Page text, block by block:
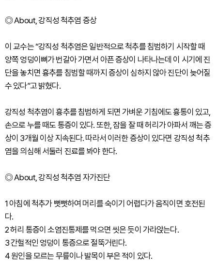
◎ About, 강직성 척추염 증상
이 교수는 “강직성 척추염은 일반적으로 척추를 침범하기 시작할 때
양쪽 엉덩이뼈가 번갈아 가면서 아픈 증상이 나타나는데 이 시기에 진
단을 놓치면 흉추를 침범할 때까지 증상이 심하지 않아 진단이 늦어질
수 있다”고 밝혔다.
강직성 척추염이 흉추를 침범하게 되면 가벼운 기침에도 흉통이 있고,
손으로 누를 때도 통증이 있다. 또한, 잠을 잘 때 허리가 아파서 깨는 증
상이 3개월 이상 지속된다. 따라서 이러한 증상이 있다면 강직성 척추
염을 의심해 서둘러 진료를 봐야 한다.
◎ About, 강직성 척추염 자가진단
1 아침에 척추가 뻣뻣하여 머리를 숙이기 어렵다가 움직이면 호전된
다.
2 허리 통증이 소염진통제를 먹으면 씻은 듯이 가라앉는다.
3 간헐적인 엉덩이 통증으로 절뚝거린다.
4 원인을 모르는 무릎이나 발목이 부은 적이 있다.